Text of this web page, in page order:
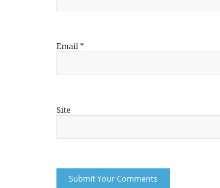
Email *
Site